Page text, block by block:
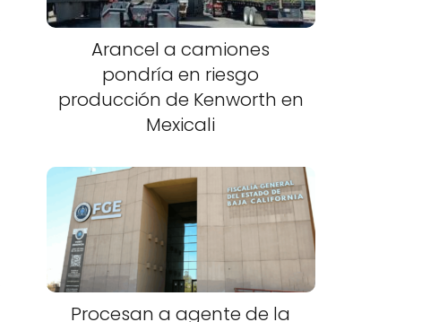
Arancel a camiones
pondría en riesgo
producción de Kenworth en
Mexicali
Procesan a agente de la